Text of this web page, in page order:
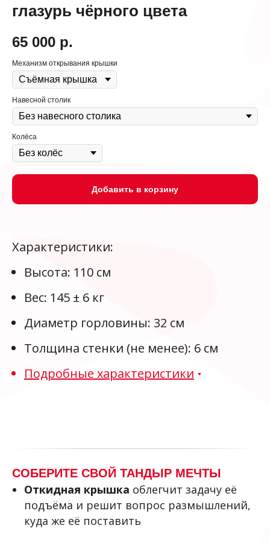
глазурь чёрного цвета
65 000 р.
Механизм открывания крышки
Навесной столик
Колёса
Добавить в корзину
Характеристики:
Высота: 110 см
Вес: 145 ± 6 кг
Диаметр горловины: 32 см
Толщина стенки (не менее): 6 см
Подробные характеристики
СОБЕРИТЕ СВОЙ ТАНДЫР МЕЧТЫ
Откидная крышка облегчит задачу её
подъёма и решит вопрос размышлений,
куда же её поставить